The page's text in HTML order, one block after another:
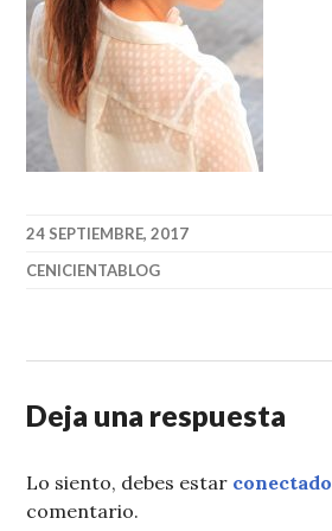
24 SEPTIEMBRE, 2017
CENICIENTABLOG
Deja una respuesta
Lo siento, debes estar conectado
comentario.